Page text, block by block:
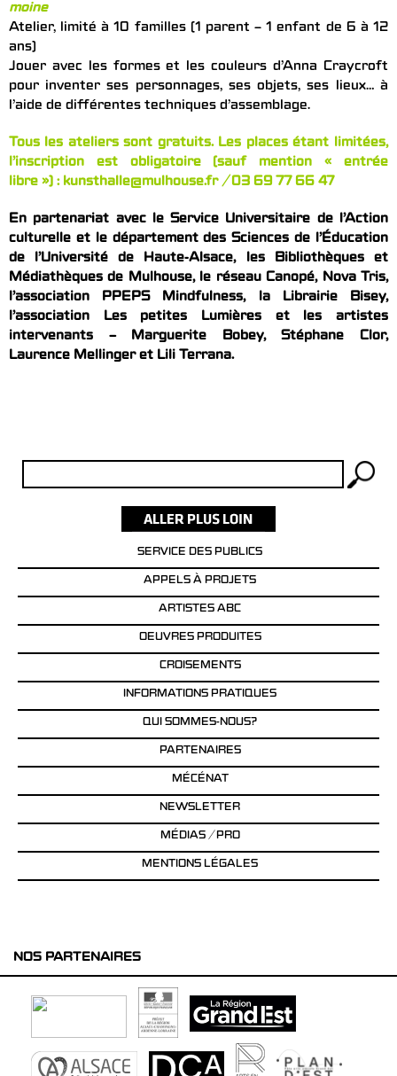
moine
Atelier, limité à 10 familles (1 parent – 1 enfant de 6 à 12
ans)
Jouer avec les formes et les couleurs d’Anna Craycroft
pour inventer ses personnages, ses objets, ses lieux… à
l’aide de différentes techniques d’assemblage.
Tous les ateliers sont gratuits. Les places étant limitées,
l’inscription est obligatoire (sauf mention « entrée
libre ») : kunsthalle@mulhouse.fr/ 03 69 77 66 47
En partenariat avec le Service Universitaire de l’Action
culturelle et le département des Sciences de l’Éducation
de l’Université de Haute-Alsace, les Bibliothèques et
Médiathèques de Mulhouse, le réseau Canopé, Nova Tris,
l’association PPEPS Mindfulness, la Librairie Bisey,
l’association Les petites Lumières et les artistes
intervenants – Marguerite Bobey, Stéphane Clor,
Laurence Mellinger et Lili Terrana.
SERVICE DES PUBLICS
APPELS À PROJETS
ARTISTES ABC
OEUVRES PRODUITES
CROISEMENTS
INFORMATIONS PRATIQUES
QUI SOMMES-NOUS?
PARTENAIRES
MÉCÉNAT
NEWSLETTER
MÉDIAS / PRO
MENTIONS LÉGALES
NOS PARTENAIRES